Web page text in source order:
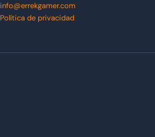
info@errekgamer.com
Política de privacidad